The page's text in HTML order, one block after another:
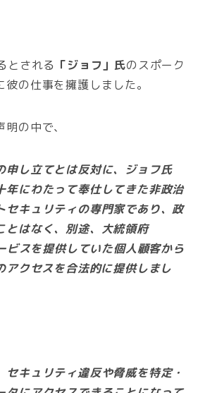
とされる 「ジョフ」氏のスポーク
の仕事を擁護しました。
の中で、
申し立てとは反対に、ジョフ氏
年にわたって奉仕してきた非政治
セキュリティの専門家であり、政
とはなく、別途、大統領府
ビスを提供していた個人顧客から
アクセスを合法的に提供しまし
セキュリティ違反や脅威を特定・